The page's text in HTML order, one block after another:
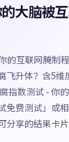
大脑被
的互联网腌制
飞升体？含5维
指数测试 - 你
免费测试」或
享的结果卡片